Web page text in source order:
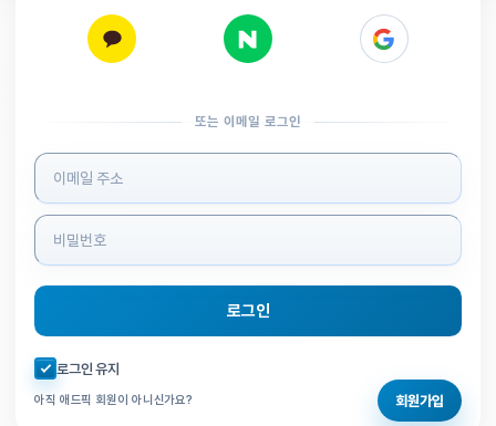
또는 이메일 로그인
로그인 정보 입력
로그인
자동로그인 체크
로그인 유지
아직 애드픽 회원이 아니신가요? 회원가입